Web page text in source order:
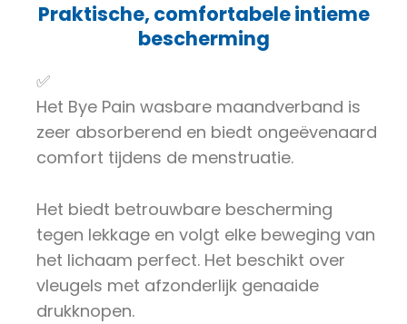
Praktische, comfortabele intieme
bescherming
✅
Het Bye Pain wasbare maandverband is
zeer absorberend en biedt ongeëvenaard
comfort tijdens de menstruatie.
Het biedt betrouwbare bescherming
tegen lekkage en volgt elke beweging van
het lichaam perfect. Het beschikt over
vleugels met afzonderlijk genaaide
drukknopen.